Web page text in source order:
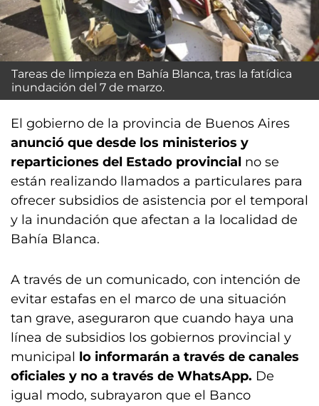
Tareas de limpieza en Bahía Blanca, tras la fatídica
inundación del 7 de marzo.
El gobierno de la provincia de Buenos Aires
anunció que desde los ministerios y
reparticiones del Estado provincial no se
están realizando llamados a particulares para
ofrecer subsidios de asistencia por el temporal
y la inundación que afectan a la localidad de
Bahía Blanca.
A través de un comunicado, con intención de
evitar estafas en el marco de una situación
tan grave, aseguraron que cuando haya una
línea de subsidios los gobiernos provincial y
municipal lo informarán a través de canales
oficiales y no a través de WhatsApp. De
igual modo, subrayaron que el Banco